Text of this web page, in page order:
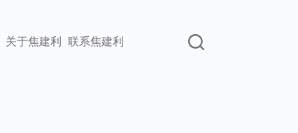
关于焦建利 联系焦建利